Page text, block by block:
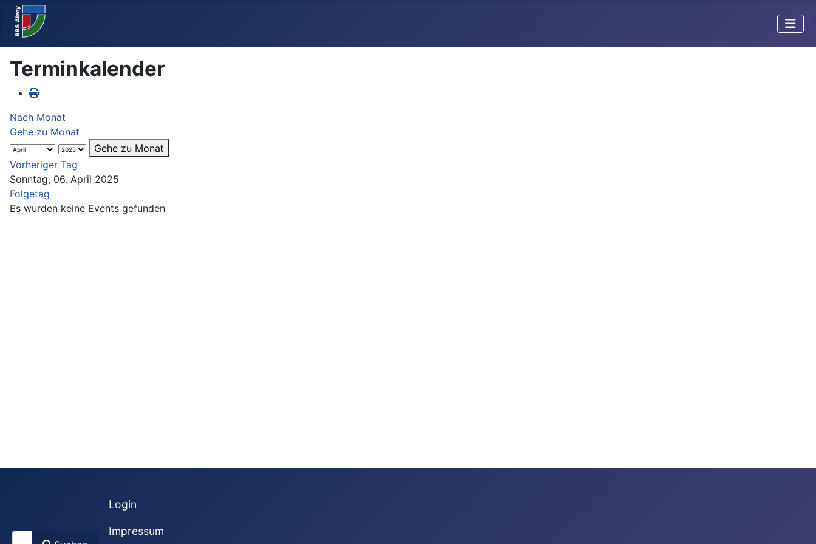
Terminkalender
Nach Monat
Gehe zu Monat
Gehe zu Monat
Vorheriger Tag
Sonntag, 06. April 2025
Folgetag
Es wurden keine Events gefunden
Suchen
Login
Impressum